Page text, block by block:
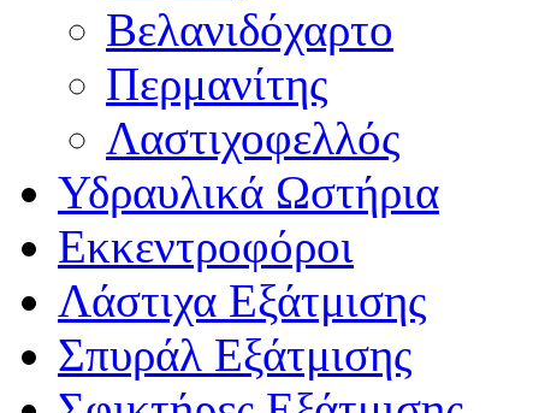
Βελανιδόχαρτο
Περμανίτης
Λαστιχοφελλός
Υδραυλικά Ωστήρια
Εκκεντροφόροι
Λάστιχα Εξάτμισης
Σπυράλ Εξάτμισης